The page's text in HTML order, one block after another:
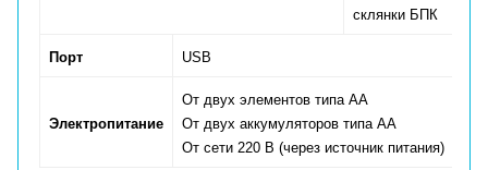
склянки БПК
Порт USB
Электропитание
От двух элементов типа АА
От двух аккумуляторов типа АА
От сети 220 В (через источник питания)